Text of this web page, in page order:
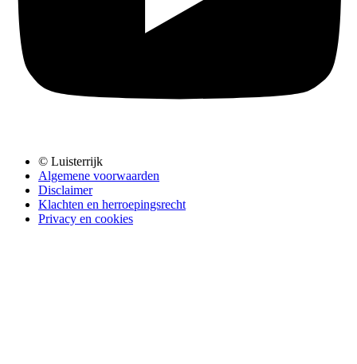
© Luisterrijk
Algemene voorwaarden
Disclaimer
Klachten en herroepingsrecht
Privacy en cookies